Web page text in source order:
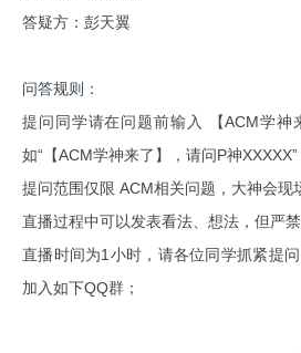
答疑方：彭天翼
问答规则：
提问同学请在问题前输入 【ACM学神
如“【ACM学神来了】，请问P神XXXXX”
提问范围仅限 ACM相关问题，大神会现
直播过程中可以发表看法、想法，但严禁
直播时间为1小时，请各位同学抓紧提
加入如下QQ群；